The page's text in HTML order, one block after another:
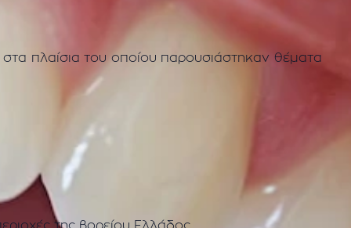
στα πλαίσια του οποίου παρουσιάστηκαν θέματα